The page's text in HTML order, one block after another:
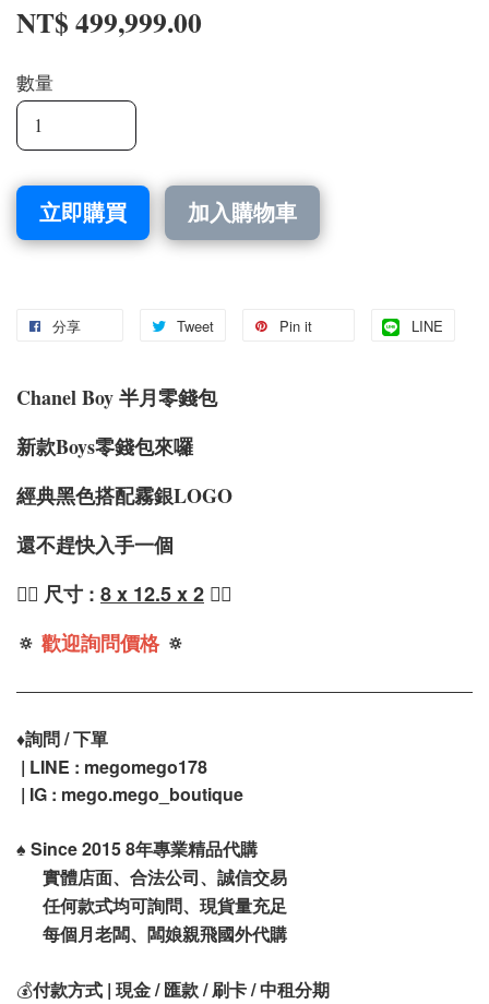
NT$ 499,999.00
數量
立即購買 加入購物車
分享 Tweet Pin it LINE
Chanel Boy 半月零錢包
新款Boys零錢包來囉
經典黑色搭配霧銀LOGO
還不趕快入手一個
❤️‍🔥 尺寸 : 8 x 12.5 x 2 ❤️‍🔥
🔅 歡迎詢問價格 🔅
♦️詢問 / 下單
| LINE : megomego178
| IG : mego.mego_boutique
♠️ Since 2015 8年專業精品代購
實體店面、合法公司、誠信交易
任何款式均可詢問、現貨量充足
每個月老闆、闆娘親飛國外代購
💰付款方式 | 現金 / 匯款 / 刷卡 / 中租分期